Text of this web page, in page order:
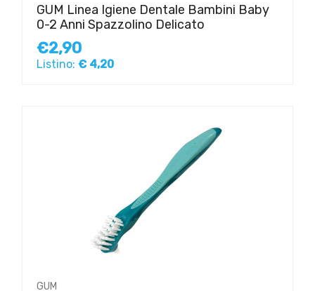
GUM Linea Igiene Dentale Bambini Baby
0-2 Anni Spazzolino Delicato
€2,90
Listino: € 4,20
GUM